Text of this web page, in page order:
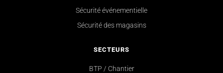
Sécurité événementielle
Sécurité des magasins
SECTEURS
BTP / Chantier